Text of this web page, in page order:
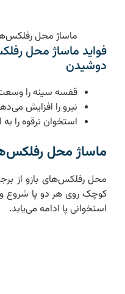
ماساژ محل
فواید ماساژ محل
دوشیدن
قفسه سینه را
نیرو را افزایش
استخوان ترقوه را
ماساژ محل
محل رفلکس‌های بازو از
کوچک روی هر دو پا شروع و
استخوانی پا ادامه می‌یابد.